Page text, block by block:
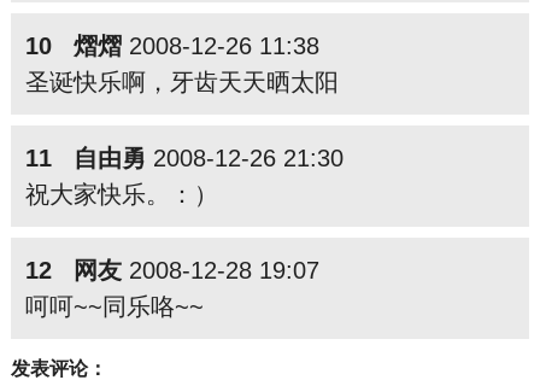
10 熠熠2008-12-26 11:38
圣诞快乐啊，牙齿天天晒太阳
11 自由勇 2008-12-26 21:30
祝大家快乐。：）
12 网友2008-12-28 19:07
呵呵~~同乐咯~~
发表评论：